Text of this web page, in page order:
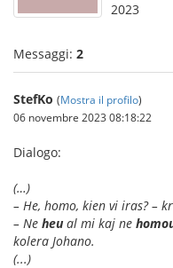
2023
Messaggi: 2
StefKo (Mostra il profilo)
06 novembre 2023 08:18:22
Dialogo:
(…)
– He, homo, kien vi iras? –
– Ne heual mi kaj ne
kolera Johano.
(...)